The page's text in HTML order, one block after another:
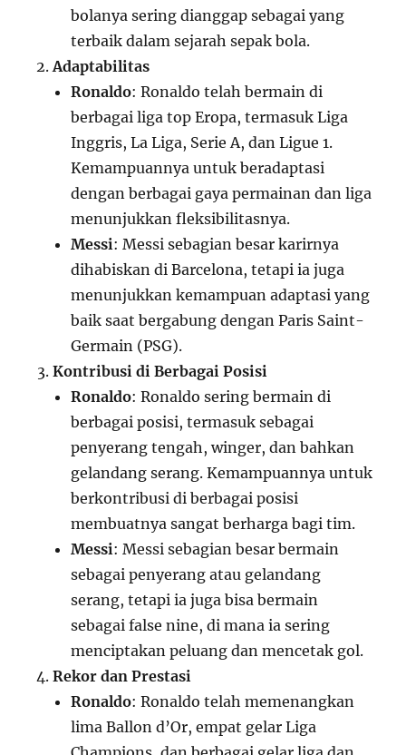
bolanya sering dianggap sebagai yang
terbaik dalam sejarah sepak bola.
Adaptabilitas
Ronaldo: Ronaldo telah bermain di
berbagai liga top Eropa, termasuk Liga
Inggris, La Liga, Serie A, dan Ligue 1.
Kemampuannya untuk beradaptasi
dengan berbagai gaya permainan dan liga
menunjukkan fleksibilitasnya.
Messi: Messi sebagian besar karirnya
dihabiskan di Barcelona, tetapi ia juga
menunjukkan kemampuan adaptasi yang
baik saat bergabung dengan Paris Saint-
Germain (PSG).
Kontribusi di Berbagai Posisi
Ronaldo: Ronaldo sering bermain di
berbagai posisi, termasuk sebagai
penyerang tengah, winger, dan bahkan
gelandang serang. Kemampuannya untuk
berkontribusi di berbagai posisi
membuatnya sangat berharga bagi tim.
Messi: Messi sebagian besar bermain
sebagai penyerang atau gelandang
serang, tetapi ia juga bisa bermain
sebagai false nine, di mana ia sering
menciptakan peluang dan mencetak gol.
Rekor dan Prestasi
Ronaldo: Ronaldo telah memenangkan
lima Ballon d’Or, empat gelar Liga